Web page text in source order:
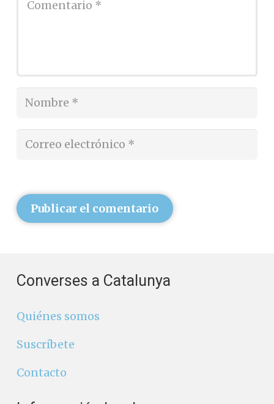
Publicar el comentario
Converses a Catalunya
Quiénes somos
Suscríbete
Contacto